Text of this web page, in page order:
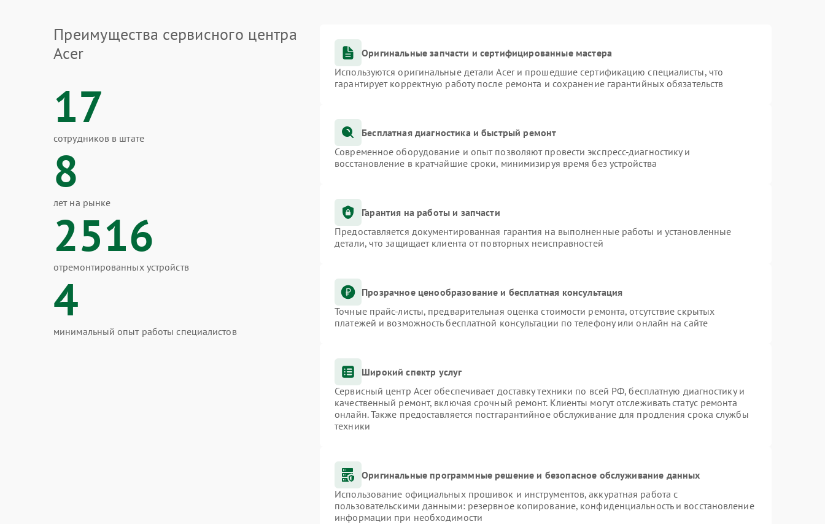
Преимущества сервисного центра
Acer
17
сотрудников в штате
8
лет на рынке
2516
отремонтированных устройств
4
минимальный опыт работы специалистов
Оригинальные запчасти и сертифицированные мастера
Используются оригинальные детали Acer и прошедшие сертификацию специалисты, что
гарантирует корректную работу после ремонта и сохранение гарантийных обязательств
Бесплатная диагностика и быстрый ремонт
Современное оборудование и опыт позволяют провести экспресс-диагностику и
восстановление в кратчайшие сроки, минимизируя время без устройства
Гарантия на работы и запчасти
Предоставляется документированная гарантия на выполненные работы и установленные
детали, что защищает клиента от повторных неисправностей
Прозрачное ценообразование и бесплатная консультация
Точные прайс-листы, предварительная оценка стоимости ремонта, отсутствие скрытых
платежей и возможность бесплатной консультации по телефону или онлайн на сайте
Широкий спектр услуг
Сервисный центр Acer обеспечивает доставку техники по всей РФ, бесплатную диагностику и
качественный ремонт, включая срочный ремонт. Клиенты могут отслеживать статус ремонта
онлайн. Также предоставляется постгарантийное обслуживание для продления срока службы
техники
Оригинальные программные решение и безопасное обслуживание данных
Использование официальных прошивок и инструментов, аккуратная работа с
пользовательскими данными: резервное копирование, конфиденциальность и восстановление
информации при необходимости